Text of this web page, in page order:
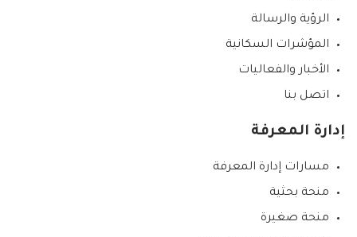
الرؤية والرسالة
المؤشرات السكانية
الأخبار والفعاليات
اتصل بنا
إدارة المعرفة
مسارات إدارة المعرفة
منحة بحثية
منحة صغيرة